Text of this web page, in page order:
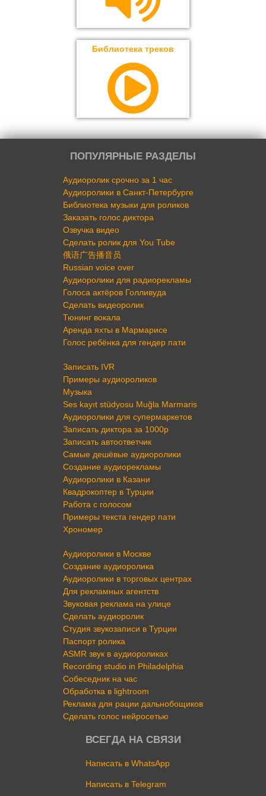
Библиотека треков
ПОПУЛЯРНЫЕ РАЗДЕЛЫ
Аудиоролик срочно за 1 час
Аудиоролики в Санкт-Петербурге
Библиотека музыки для роликов
Заказать голос диктора
Озвучка видео
Сделать ролик для You Tube
俄语广告播音员
Russian voice over
Аудиоролики для радиорекламы
Голоса актёров Голливуда
Сделать видеоролик
Тюнинг вокала
Аренда яхты в Мармарисе
Голос ребёнка для гендер пати
Записать IVR
Примеры аудиороликов
Музыка
Ses kayıt stüdyosu Muğla Marmaris
Аудиоролики для супермаркетов
Записать диктора за 1000р
Записать автоответчик
Самые дешёвые аудиоролики
Создание аудиорекламы
Аудиоролики в Казани
Квадрокоптер в Турции
Работа с голосом
Примеры текста гендер пати
Хрономер
Аудиоролики в Москве
Создание аудиоролика
Аудиоролики в торговых центрах
Для рекламных агентств
Звуковая реклама на улице
Сделать аудиоролик
Студия звукозаписи в Турции
Паспорт ролика
ASMR звук в аудиороликах
Recording studio in Philadelphia
Собеседник на час
Обработка в lightroom
Реклама для рации дальнобощиков
Сделать голос нейросетью
ВСЕГДА НА СВЯЗИ
Написать в WhatsApp
Написать в Telegram